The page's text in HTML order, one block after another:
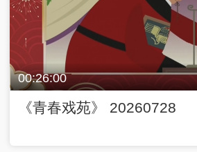
00:26:00
《青春戏苑》 20260728